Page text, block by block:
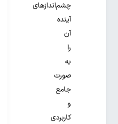
چشم‌اندازهای
آینده
آن
را
به
صورت
جامع
و
کاربردی